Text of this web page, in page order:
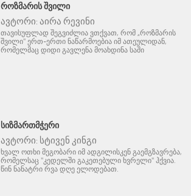
ᲠᲝᲖᲛᲐᲠᲘᲡ ᲨᲕᲘᲚᲘ
ავტორი: აირა რევინი
თავისუფლად შეგვიძლია ვთქვათ, რომ „როზმარის
შვილი" ერთ-ერთი ნაწარმოებია იმ ათეულიდან,
რომელმაც დიდი გავლენა მოახდინა საში
ᲡᲘᲖᲛᲐᲠᲗᲛᲭᲔᲠᲘ
ავტორი: სტივენ კინგი
ხვალ ოთხი მეგობარი იმ ადგილისკენ გაემგზავრება,
რომელსაც "კედელში გაკეთებული ხვრელი" ჰქვია.
წინ ნანატრი რვა დღე ელოდებათ.